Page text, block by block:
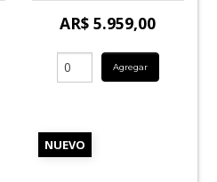
AR$ 5.959,00
Agregar
NUEVO